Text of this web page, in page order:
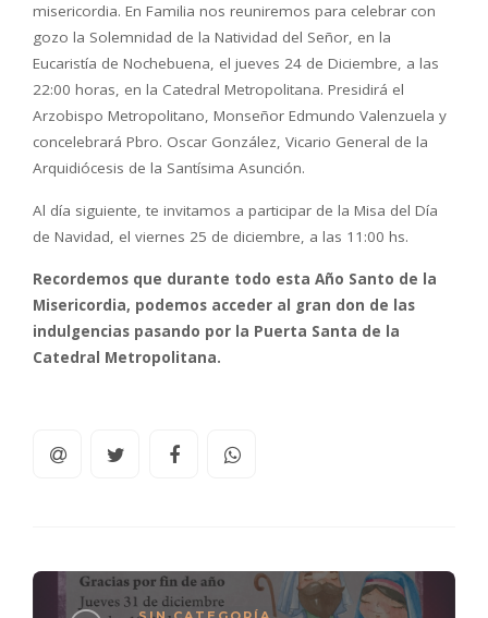
misericordia. En Familia nos reuniremos para celebrar con
gozo la Solemnidad de la Natividad del Señor, en la
Eucaristía de Nochebuena, el jueves 24 de Diciembre, a las
22:00 horas, en la Catedral Metropolitana. Presidirá el
Arzobispo Metropolitano, Monseñor Edmundo Valenzuela y
concelebrará Pbro. Oscar González, Vicario General de la
Arquidiócesis de la Santísima Asunción.
Al día siguiente, te invitamos a participar de la Misa del Día
de Navidad, el viernes 25 de diciembre, a las 11:00 hs.
Recordemos que durante todo esta Año Santo de la
Misericordia, podemos acceder al gran don de las
indulgencias pasando por la Puerta Santa de la
Catedral Metropolitana.